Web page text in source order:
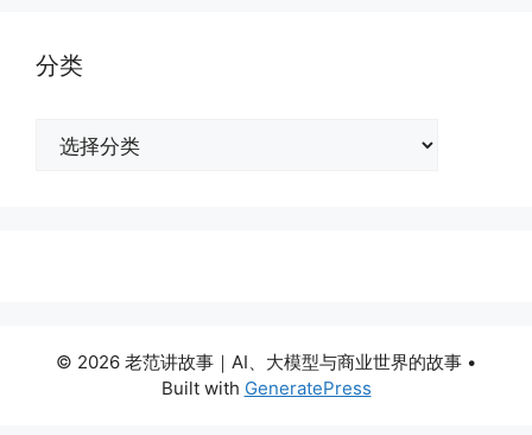
分类
© 2026 老范讲故事｜AI、大模型与商业世界的故事 •
Built with GeneratePress